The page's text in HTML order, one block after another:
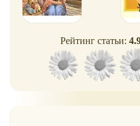
Рейтинг статьи: